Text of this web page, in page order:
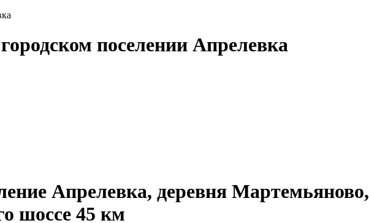
поселении Апрелевка
Апрелевка, деревня Мартемьяново,
шоссе 45 км